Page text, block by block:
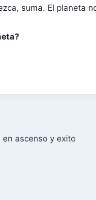
suma. El planeta
en ascenso y exito